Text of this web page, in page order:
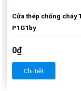
Cửa thép chống cháy
P1G1by
0₫
Chi tiết